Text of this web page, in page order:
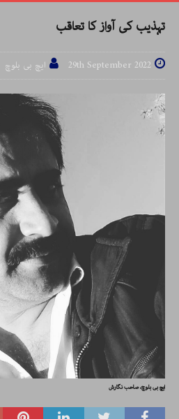
تہذیب کی آواز کا تعاقب
29th September 2022 ایچ بی بلوچ
ایچ بی بلوچ، صاحب نگارش